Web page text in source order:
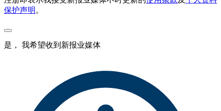
保护声明 。
是， 我希望收到新报业媒体